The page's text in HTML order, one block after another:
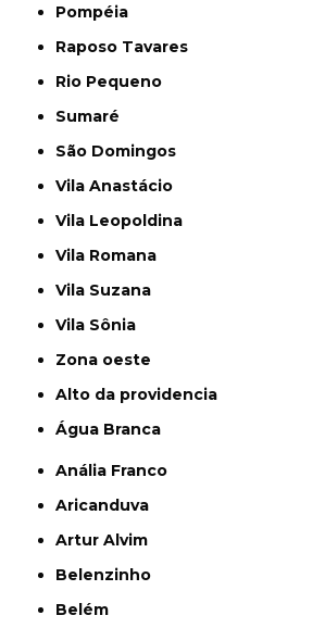
Pompéia
Raposo Tavares
Rio Pequeno
Sumaré
São Domingos
Vila Anastácio
Vila Leopoldina
Vila Romana
Vila Suzana
Vila Sônia
Zona oeste
alto da providencia
Água Branca
Anália Franco
Aricanduva
Artur Alvim
Belenzinho
Belém